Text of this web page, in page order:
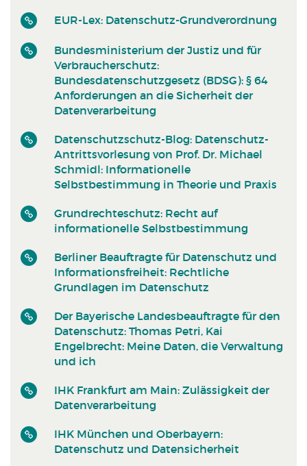
EUR-Lex: Datenschutz-Grundverordnung
Bundesministerium der Justiz und für
Verbraucherschutz:
Bundesdatenschutzgesetz (BDSG): § 64
Anforderungen an die Sicherheit der
Datenverarbeitung
Datenschutzschutz-Blog: Datenschutz-
Antrittsvorlesung von Prof. Dr. Michael
Schmidl: Informationelle
Selbstbestimmung in Theorie und Praxis
Grundrechteschutz: Recht auf
informationelle Selbstbestimmung
Berliner Beauftragte für Datenschutz und
Informationsfreiheit: Rechtliche
Grundlagen im Datenschutz
Der Bayerische Landesbeauftragte für den
Datenschutz: Thomas Petri, Kai
Engelbrecht: Meine Daten, die Verwaltung
und ich
IHK Frankfurt am Main: Zulässigkeit der
Datenverarbeitung
IHK München und Oberbayern:
Datenschutz und Datensicherheit